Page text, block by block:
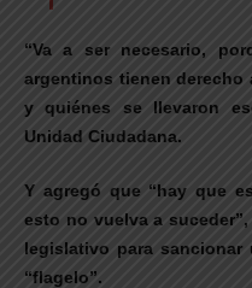
“Va a ser necesario,
argentinos tienen derecho
y quiénes se llevaron
Unidad Ciudadana.
Y agregó que “hay que
esto no vuelva a
legislativo para sancionar
“flagelo”.